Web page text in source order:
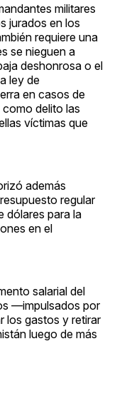
militares
jurados en los
requiere una
se nieguen a
deshonrosa o el
ley de
en casos de
delito las
víctimas que
además
regular
dólares para la
en el
salarial del
—impulsados por
los gastos y retirar
luego de más